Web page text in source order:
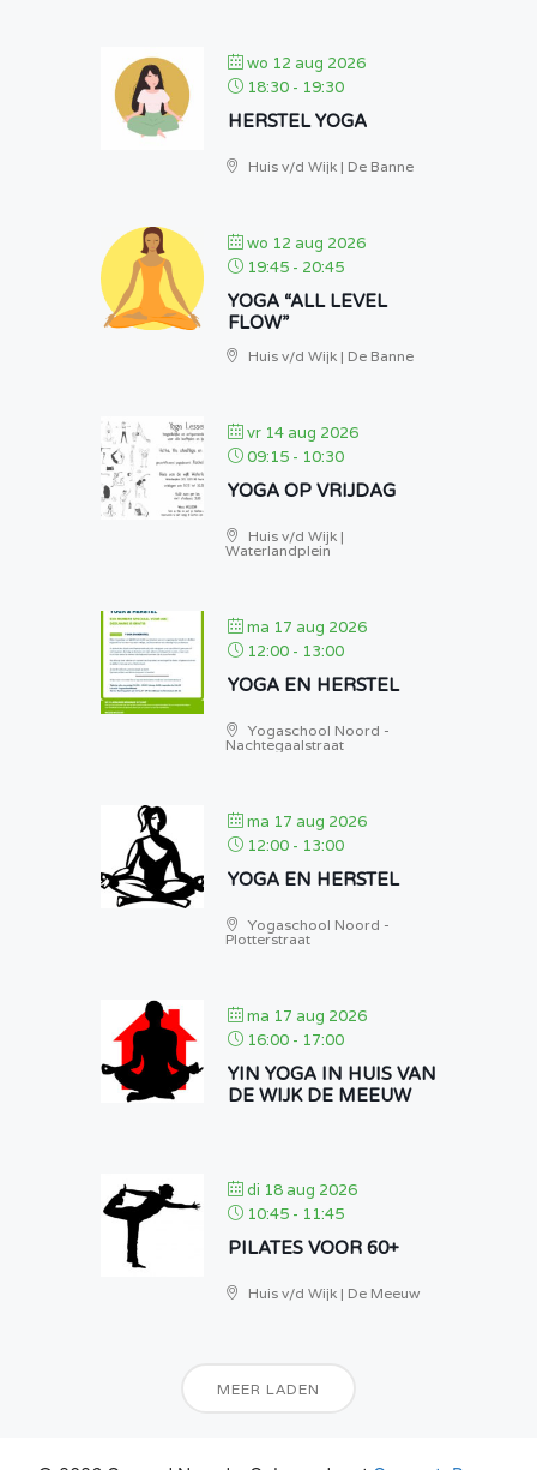
wo 12 aug 2026
18:30 - 19:30
HERSTEL YOGA
Huis v/d Wijk | De Banne
wo 12 aug 2026
19:45 - 20:45
YOGA “ALL LEVEL
FLOW”
Huis v/d Wijk | De Banne
vr 14 aug 2026
09:15 - 10:30
YOGA OP VRIJDAG
Huis v/d Wijk |
Waterlandplein
ma 17 aug 2026
12:00 - 13:00
YOGA EN HERSTEL
Yogaschool Noord -
Nachtegaalstraat
ma 17 aug 2026
12:00 - 13:00
YOGA EN HERSTEL
Yogaschool Noord -
Plotterstraat
ma 17 aug 2026
16:00 - 17:00
YIN YOGA IN HUIS VAN
DE WIJK DE MEEUW
di 18 aug 2026
10:45 - 11:45
PILATES VOOR 60+
Huis v/d Wijk | De Meeuw
MEER LADEN